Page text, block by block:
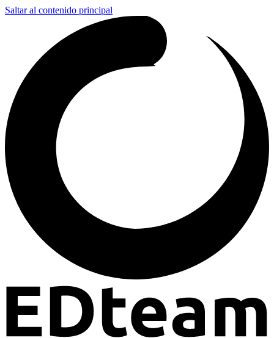
Saltar al contenido principal